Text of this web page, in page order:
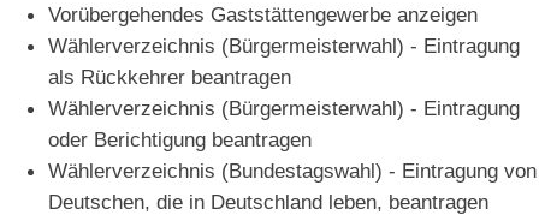
Vorübergehendes Gaststättengewerbe anzeigen
Wählerverzeichnis (Bürgermeisterwahl) - Eintragung
als Rückkehrer beantragen
Wählerverzeichnis (Bürgermeisterwahl) - Eintragung
oder Berichtigung beantragen
Wählerverzeichnis (Bundestagswahl) - Eintragung von
Deutschen, die in Deutschland leben, beantragen